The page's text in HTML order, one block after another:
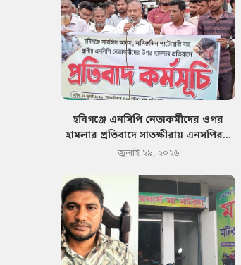
হবিগঞ্জে এনসিপি নেতাকর্মীদের ওপর
হামলার প্রতিবাদে সাতক্ষীরায় এনসপির...
জুলাই ২৯, ২০২৬